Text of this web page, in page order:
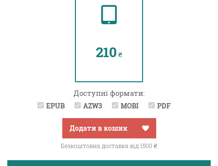
210 ₴
Доступні формати:
EPUB AZW3 MOBI PDF
Додати в кошик
Безкоштовна доставка від 1500 ₴